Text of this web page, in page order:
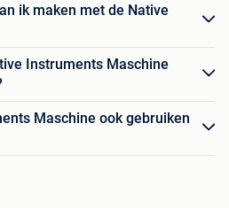
ik maken met de Native
Instruments Maschine
Maschine ook gebruiken